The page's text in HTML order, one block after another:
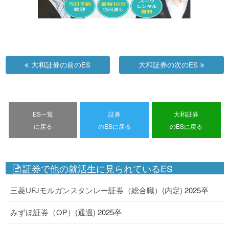
大和証券の前のES 大和証券の次のES
ES一覧
に戻る
証券
のESに戻る
大和証券
のESに戻る
証券で他の就活生に見られているES
三菱UFJモルガンスタンレー証券（総合職）(内定) 2025卒
みずほ証券（OP）(通過) 2025卒